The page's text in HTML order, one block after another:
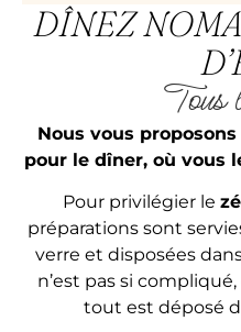
DÎNEZ
Tous
Nous vous
pour le dîner, où vous
Pour privilégier le
préparations sont
verre et disposées
n’est pas si
tout est déposé